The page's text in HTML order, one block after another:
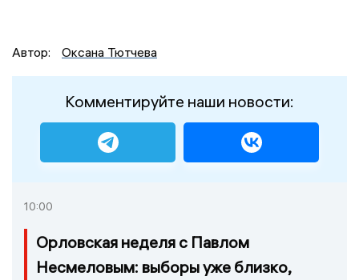
Автор: Оксана Тютчева
Комментируйте наши новости:
10:00
Орловская неделя с Павлом
Несмеловым: выборы уже близко,